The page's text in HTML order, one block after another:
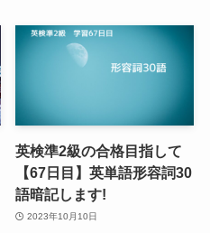
英検準2級の合格目指して
【67日目】英単語形容詞30
語暗記します!
2023年10月10日